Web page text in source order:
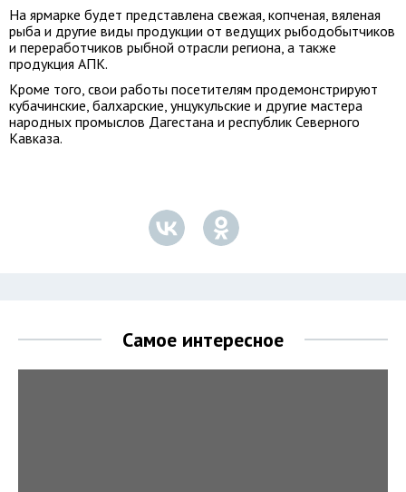
На ярмарке будет представлена свежая, копченая, вяленая
рыба и другие виды продукции от ведущих рыбодобытчиков
и переработчиков рыбной отрасли региона, а также
продукция АПК.
Кроме того, свои работы посетителям продемонстрируют
кубачинские, балхарские, унцукульские и другие мастера
народных промыслов Дагестана и республик Северного
Кавказа.
Самое интересное